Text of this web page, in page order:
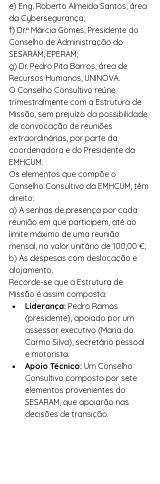
e) Eng. Roberto Almeida Santos, área
da Cybersegurança;
f) Dr.ª Márcia Gomes, Presidente do
Conselho de Administração do
SESARAM, EPERAM;
g) Dr. Pedro Pita Barros, área de
Recursos Humanos, UNINOVA.
O Conselho Consultivo reúne
trimestralmente com a Estrutura de
Missão, sem prejuízo da possibilidade
de convocação de reuniões
extraordinárias, por parte da
coordenadora e do Presidente da
EMHCUM.
Os elementos que compõe o
Conselho Consultivo da EMHCUM, têm
direito:
a) A senhas de presença por cada
reunião em que participem, até ao
limite máximo de uma reunião
mensal, no valor unitário de 100,00 €;
b) Às despesas com deslocação e
alojamento.
Recorde-se que a Estrutura de
Missão é assim composta:
Liderança: Pedro Ramos
(presidente), apoiado por um
assessor executivo (Maria do
Carmo Silva), secretário pessoal
e motorista.
Apoio Técnico: Um Conselho
Consultivo composto por sete
elementos provenientes do
SESARAM, que apoiarão nas
decisões de transição.